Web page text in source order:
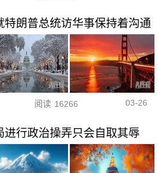
特朗普总统访华事保持着沟通
阅读 16266 03-26
进行政治操弄只会自取其辱